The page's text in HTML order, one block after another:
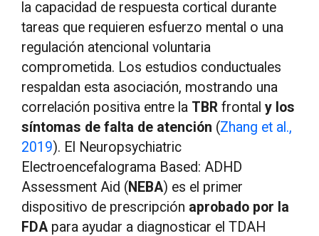
la capacidad de respuesta cortical durante
tareas que requieren esfuerzo mental o una
regulación atencional voluntaria
comprometida. Los estudios conductuales
respaldan esta asociación, mostrando una
correlación positiva entre la TBR frontaly los
síntomas de falta de atención (Zhang et al.,
2019). El Neuropsychiatric
Electroencefalograma Based: ADHD
Assessment Aid (NEBA) es el primer
dispositivo de prescripción aprobado por la
FDA para ayudar a diagnosticar el TDAH